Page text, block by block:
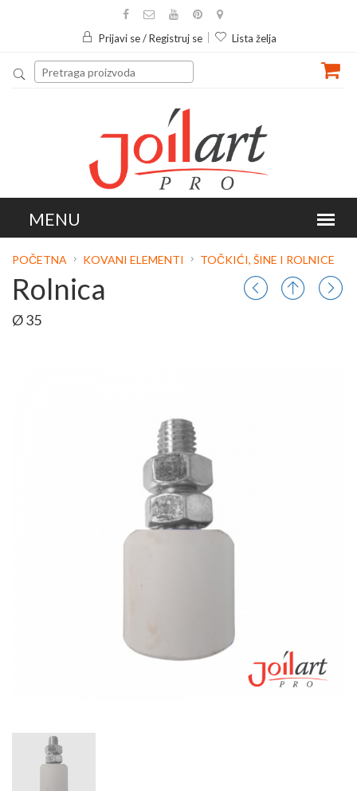
Prijavi se / Registruj se Lista želja
POČETNA KOVANI ELEMENTI TOČKIĆI, ŠINE I ROLNICE
Rolnica
Ø 35